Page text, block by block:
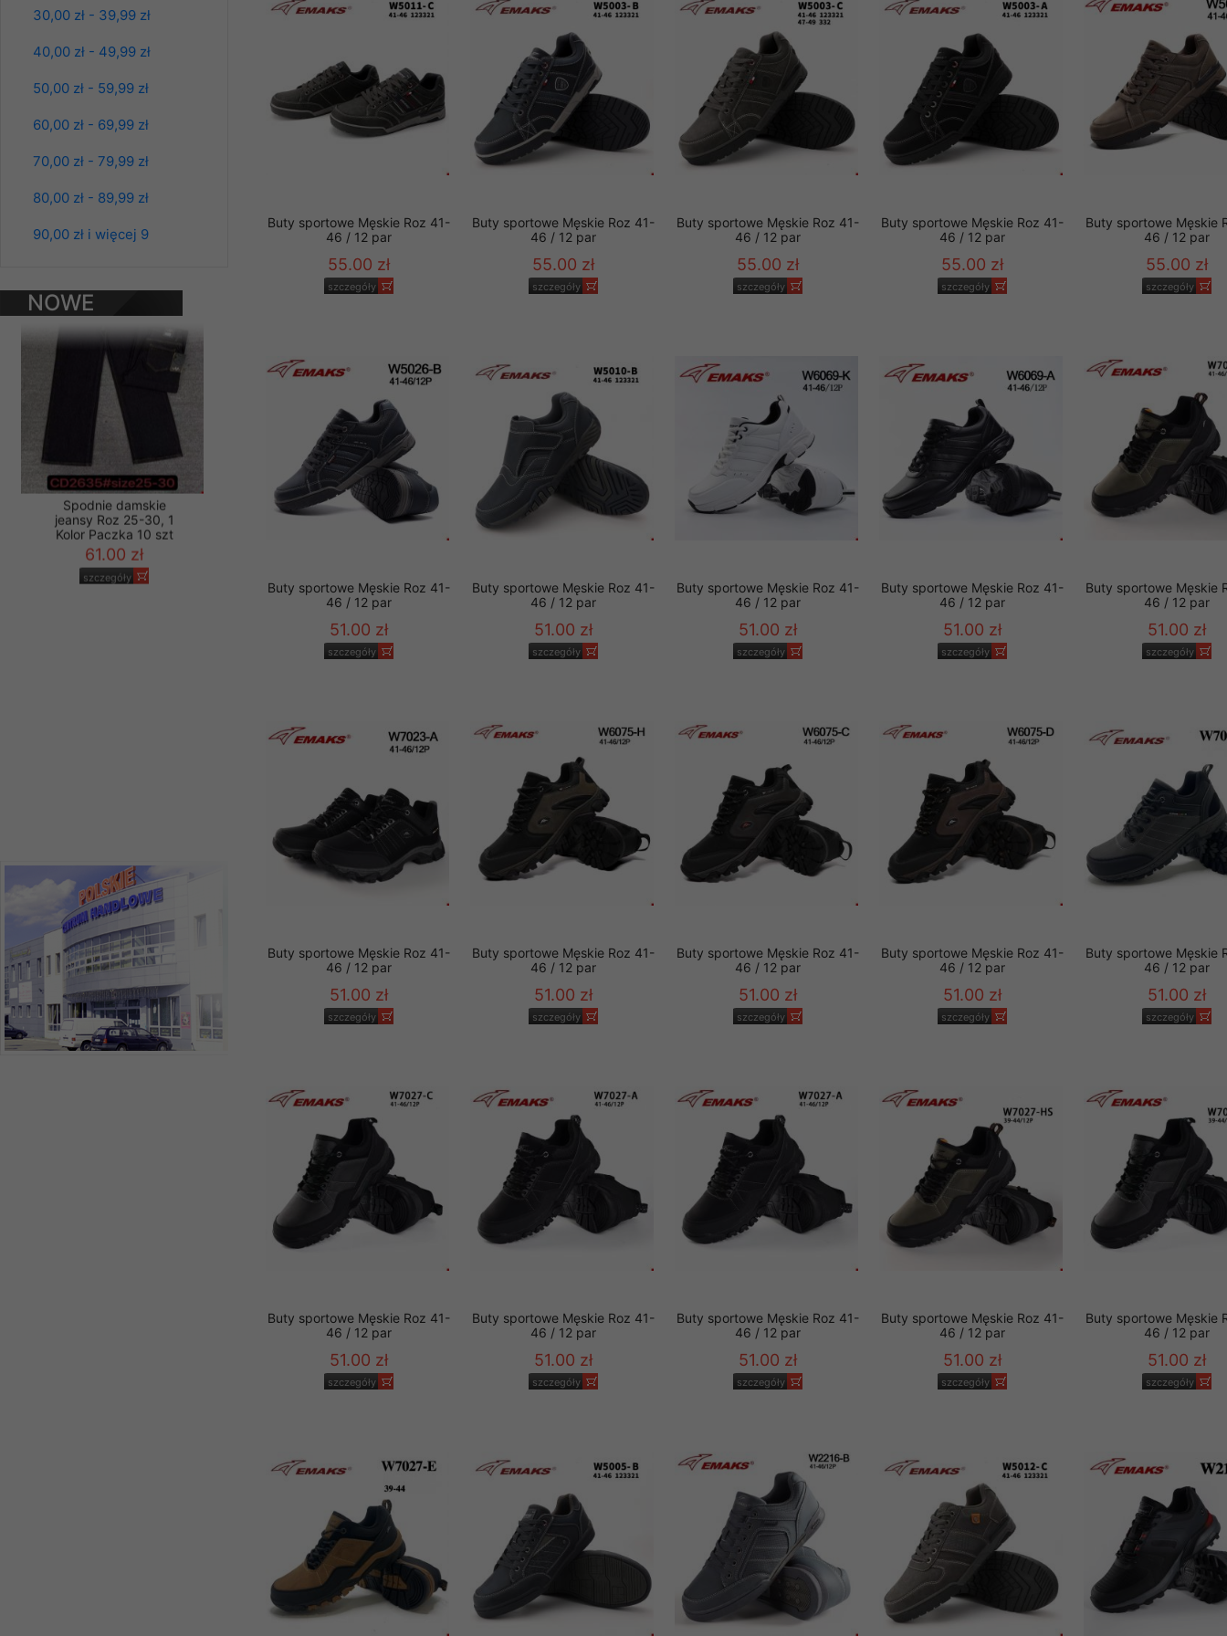
30,00 zł - 39,99 zł
40,00 zł - 49,99 zł
50,00 zł - 59,99 zł
60,00 zł - 69,99 zł
70,00 zł - 79,99 zł
80,00 zł - 89,99 zł
90,00 zł i więcej 9
NOWE
PRODUKTY
Spodnie damskie
Kolor Paczka 10 szt
Spodnie damskie
jeansy Roz 25-30, 1
Kolor Paczka 10 szt
Buty sportowe Męskie Roz 41-
46 / 12 par
55.00 zł
szczegóły
Buty sportowe Męskie Roz 41-
46 / 12 par
55.00 zł
szczegóły
Buty sportowe Męskie Roz 41-
46 / 12 par
55.00 zł
szczegóły
Buty sportowe Męskie Roz 41-
46 / 12 par
55.00 zł
szczegóły
Buty sportowe Męskie
46 / 12 par
55.00 zł
szczegóły
Buty sportowe Męskie Roz 41-
46 / 12 par
51.00 zł
szczegóły
Buty sportowe Męskie Roz 41-
46 / 12 par
51.00 zł
szczegóły
Buty sportowe Męskie Roz 41-
46 / 12 par
51.00 zł
szczegóły
Buty sportowe Męskie Roz 41-
46 / 12 par
51.00 zł
szczegóły
Buty sportowe Męskie
46 / 12 par
51.00 zł
szczegóły
Buty sportowe Męskie Roz 41-
46 / 12 par
51.00 zł
szczegóły
Buty sportowe Męskie Roz 41-
46 / 12 par
51.00 zł
szczegóły
Buty sportowe Męskie Roz 41-
46 / 12 par
51.00 zł
szczegóły
Buty sportowe Męskie Roz 41-
46 / 12 par
51.00 zł
szczegóły
Buty sportowe Męskie
46 / 12 par
51.00 zł
szczegóły
Buty sportowe Męskie Roz 41-
46 / 12 par
51.00 zł
szczegóły
Buty sportowe Męskie Roz 41-
46 / 12 par
51.00 zł
szczegóły
Buty sportowe Męskie Roz 41-
46 / 12 par
51.00 zł
szczegóły
Buty sportowe Męskie Roz 41-
46 / 12 par
51.00 zł
szczegóły
Buty sportowe Męskie
46 / 12 par
51.00 zł
szczegóły
Materiały reklamowo - promocyjne wysyłamy Klientom jedynie wówczas, gdy wyrazili na to zgodę. Dotyczy to w
szczególności newslettera wysyłanego Klientowi, jeżeli potwierdzi wyraźnie wskazanego przez nas linka
zawierającego akceptację na otrzymywanie newslettera o aktualnych promocjach, rabatach i nowościach w
naszym Sklepie. Materiały te dotyczą wyłącznie oferty naszego Sklepu.
Wszelkie pytania, wnioski i sugestie odnoszące się do ochrony Państwa prywatności, w szczególności danych
osobowych prosimy zgłaszać na email